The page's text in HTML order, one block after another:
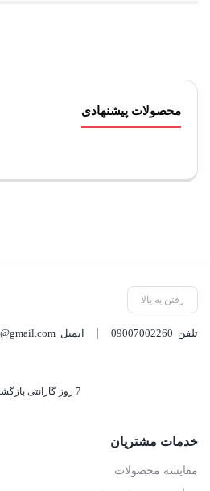
محصولات پیشنهادی
رفتن به بالا
تلفن 09007002260 ایمیل
7 روز گارانتی بازگشت وجه
خدمات مشتریان
مقایسه محصولات